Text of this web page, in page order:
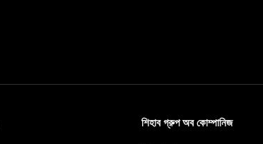
শিহাব গ্রুপ অব কোম্পানিজ